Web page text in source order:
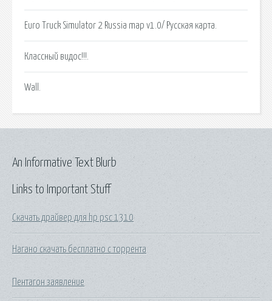
Euro Truck Simulator 2 Russia map v1.0/ Русская карта.
Классный видос!!!.
Wall.
Links to Important Stuff
Скачать драйвер для hp psc 1310
Нагано скачать бесплатно с торрента
Пентагон заявление
An Informative Text Blurb